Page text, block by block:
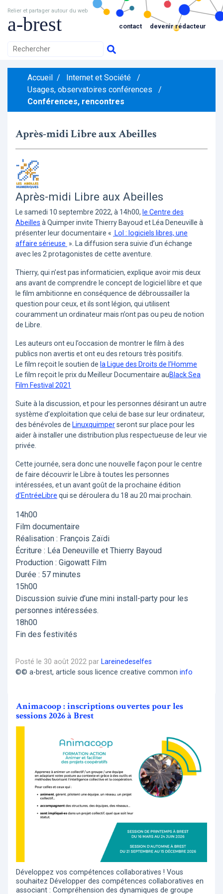
Relier et partager autour du web
a-brest contact devenir rédacteur
Accueil / Internet et Société
/
Usages, observatoires conférences
/
Conférences, rencontres
Après-midi Libre aux Abeilles
Après-midi Libre aux Abeilles
Le samedi 10 septembre 2022, à 14h00, le Centre des
Abeilles à Quimper invite Thierry Bayoud et Léa Deneuville à
présenter leur documentaire « Lol : logiciels libres, une
affaire sérieuse ». La diffusion sera suivie d’un échange
avec les 2 protagonistes de cette aventure.
Thierry, qui n’est pas informaticien, explique avoir mis deux
ans avant de comprendre le concept de logiciel libre et que
le film ambitionne en conséquence de débroussailler la
question pour ceux, et ils sont légion, qui utilisent
couramment un ordinateur mais n’ont pas ou peu de notion
de Libre.
Les auteurs ont eu l’occasion de montrer le film à des
publics non avertis et ont eu des retours très positifs.
Le film reçoit le soutien de la Ligue des Droits de l’Homme
Le film reçoit le prix du Meilleur Documentaire auBlack Sea
Film Festival 2021
Suite à la discussion, et pour les personnes désirant un autre
système d’exploitation que celui de base sur leur ordinateur,
des bénévoles de Linuxquimperseront sur place pour les
aider à installer une distribution plus respectueuse de leur vie
privée.
Cette journée, sera donc une nouvelle façon pour le centre
de faire découvrir le Libre à toutes les personnes
intéressées, et un avant goût de la prochaine édition
d’EntréeLibre qui se déroulera du 18 au 20 mai prochain.
14h00
Film documentaire
Réalisation : François Zaïdi
Écriture : Léa Deneuville et Thierry Bayoud
Production : Gigowatt Film
Durée : 57 minutes
15h00
Discussion suivie d’une mini install-party pour les
personnes intéressées.
18h00
Fin des festivités
Posté le 30 août 2022 par Lareinedeselfes
©© a-brest, article sous licence creative common info
Animacoop : inscriptions ouvertes pour les
sessions 2026 à Brest
Développez vos compétences collaboratives ! Vous
souhaitez Développer des compétences collaboratives en
associant : Compréhension des dynamiques de groupe